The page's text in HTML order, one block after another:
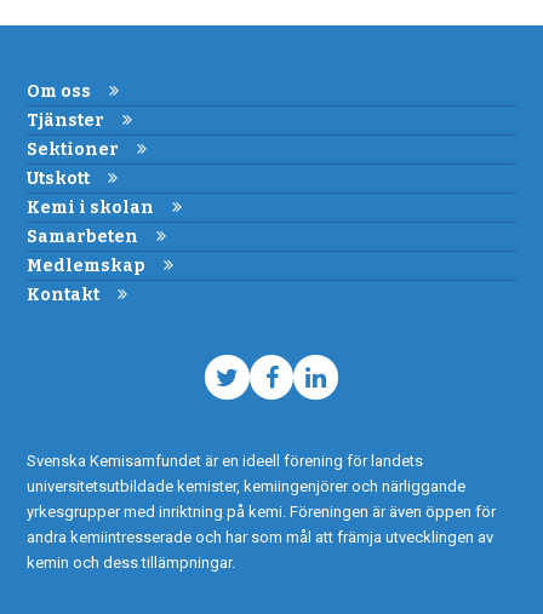
Om oss
Tjänster
Sektioner
Utskott
Kemi i skolan
Samarbeten
Medlemskap
Kontakt
TwitterFacebook
LinkedIn
Svenska Kemisamfundet är en ideell förening för landets
universitetsutbildade kemister, kemiingenjörer och närliggande
yrkesgrupper med inriktning på kemi. Föreningen är även öppen för
andra kemiintresserade och har som mål att främja utvecklingen av
kemin och dess tillämpningar.